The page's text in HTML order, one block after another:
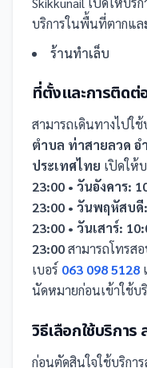
บริการในพื้นที่ตากแล
ร้านทำเล็บ
ที่ตั้งและการติดต่
สามารถเดินทางไปใช้
ตำบล ท่าสายลวด อ
ประเทศไทย เปิดให้
23:00 • วันอังคาร:
23:00 • วันพฤหัสบดี
23:00 • วันเสาร์:
23:00สามารถโทรส
เบอร์ 063 098 5128
นัดหมายก่อนเข้าใช้บ
วิธีเลือกใช้บริการ
ก่อนตัดสินใจใช้บริการ